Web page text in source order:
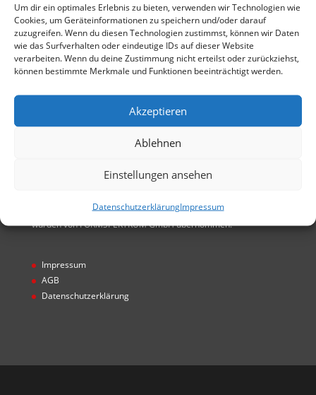
Um dir ein optimales Erlebnis zu bieten, verwenden wir Technologien wie
Cookies, um Geräteinformationen zu speichern und/oder darauf
zuzugreifen. Wenn du diesen Technologien zustimmst, können wir Daten
wie das Surfverhalten oder eindeutige IDs auf dieser Website
verarbeiten. Wenn du deine Zustimmung nicht erteilst oder zurückziehst,
können bestimmte Merkmale und Funktionen beeinträchtigt werden.
Akzeptieren
Ablehnen
Einstellungen ansehen
DatenschutzerklärungImpressum
Hinweis
*Projekte unter gecco scene constuction company
* Projekte wurden unter Gecco GmbH realisiert. Alle Rechte
wurden von FORMSPEKTRUM GmbH übernommen.
Impressum
AGB
Datenschutzerklärung